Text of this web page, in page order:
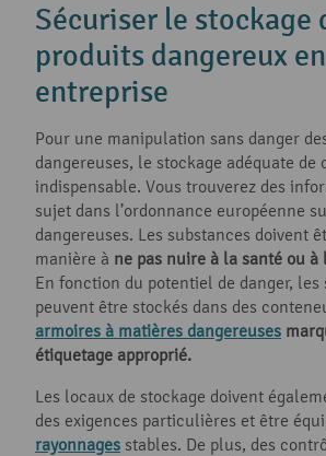
Sécuriser le stockage
produits dangereux en
entreprise
Pour une manipulation sans danger
dangereuses, le stockage adéquate de
indispensable. Vous trouverez des
sujet dans l’ordonnance européenne
dangereuses. Les substances doivent
manière à ne pas nuire à la santé ou à
En fonction du potentiel de danger, les
peuvent être stockés dans des
armoires à matières dangereuses
étiquetage approprié.
Les locaux de stockage doivent
des exigences particulières et être
rayonnages stables. De plus, des